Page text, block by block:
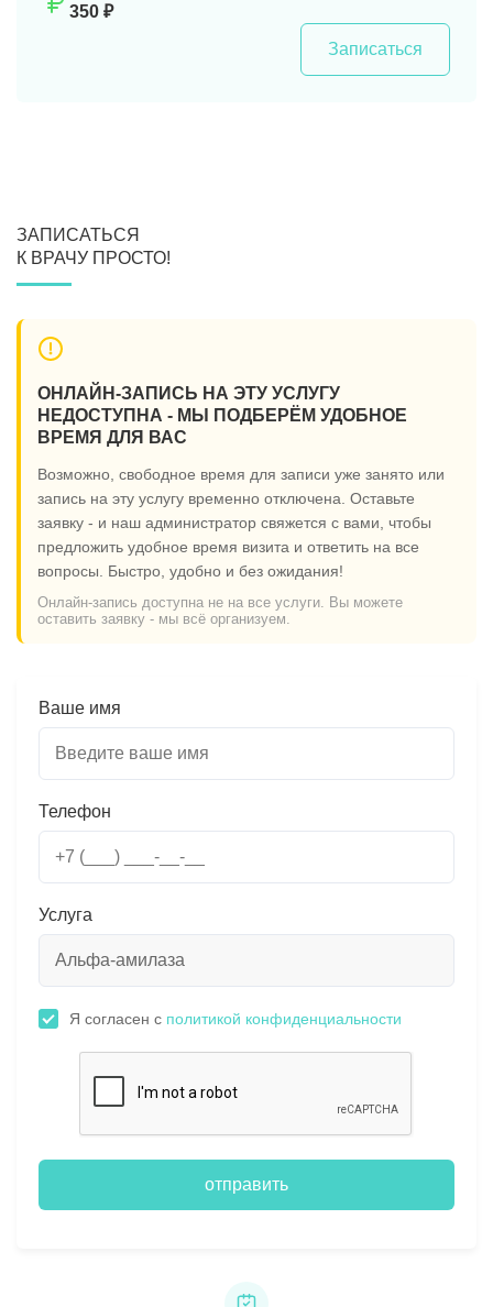
350 ₽
Записаться
ЗАПИСАТЬСЯ
К ВРАЧУ ПРОСТО!
ОНЛАЙН-ЗАПИСЬ НА ЭТУ УСЛУГУ
НЕДОСТУПНА - МЫ ПОДБЕРЁМ УДОБНОЕ
ВРЕМЯ ДЛЯ ВАС
Возможно, свободное время для записи уже занято или
запись на эту услугу временно отключена. Оставьте
заявку - и наш администратор свяжется с вами, чтобы
предложить удобное время визита и ответить на все
вопросы. Быстро, удобно и без ожидания!
Онлайн-запись доступна не на все услуги. Вы можете
оставить заявку - мы всё организуем.
Ваше имя
Телефон
Услуга
Я согласен с политикой конфиденциальности
отправить